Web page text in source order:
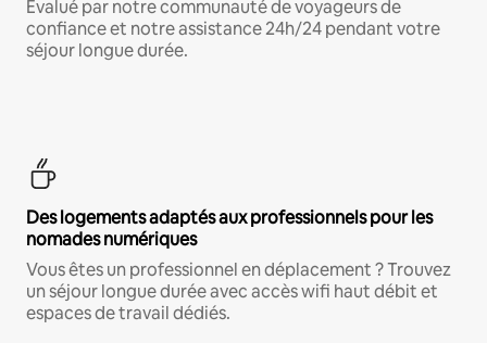
Évalué par notre communauté de voyageurs de
confiance et notre assistance 24h/24 pendant votre
séjour longue durée.
Des logements adaptés aux professionnels pour les
nomades numériques
Vous êtes un professionnel en déplacement ? Trouvez
un séjour longue durée avec accès wifi haut débit et
espaces de travail dédiés.